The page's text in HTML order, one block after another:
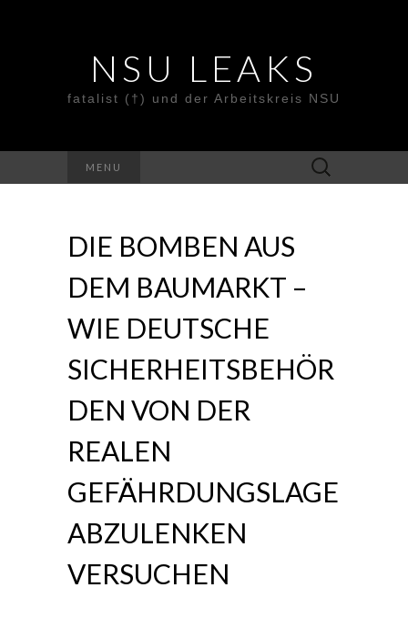
NSU LEAKS
fatalist (†) und der Arbeitskreis NSU
MENU
Suche
nach:
DIE BOMBEN AUS
DEM BAUMARKT –
WIE DEUTSCHE
SICHERHEITSBEHÖR
DEN VON DER
REALEN
GEFÄHRDUNGSLAGE
ABZULENKEN
VERSUCHEN